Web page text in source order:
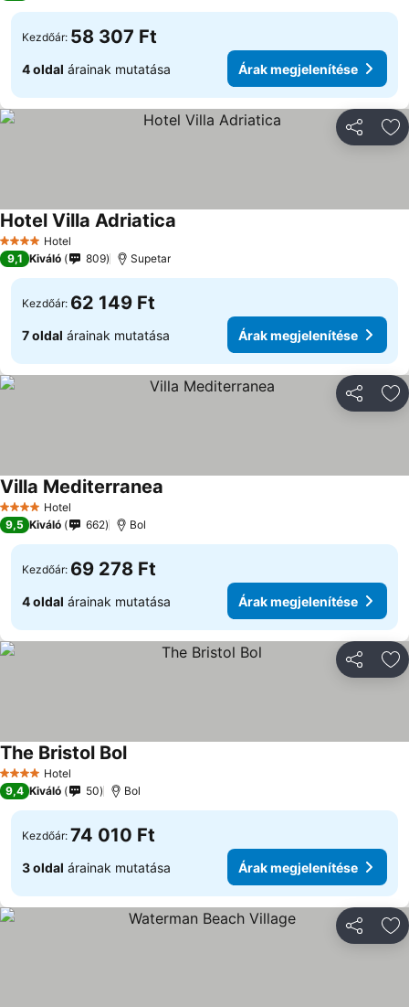
Kezdőár: 58 307 Ft
4 oldal árainak mutatása Árak megjelenítése
4 KategóriaHotel
Hotel Villa Adriatica
9,1 Kiváló 809 Supetar
Kezdőár: 62 149 Ft
7 oldal árainak mutatása Árak megjelenítése
4 KategóriaHotel
Villa Mediterranea
9,5 Kiváló 662 Bol
Kezdőár: 69 278 Ft
4 oldal árainak mutatása Árak megjelenítése
4 KategóriaHotel
The Bristol Bol
9,4 Kiváló 50 Bol
Kezdőár: 74 010 Ft
3 oldal árainak mutatása Árak megjelenítése